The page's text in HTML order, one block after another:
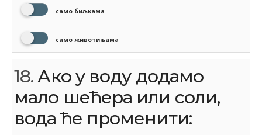
само биљкама
само животињама
18.Ако у воду додамо
мало шећера или соли,
вода ће променити: